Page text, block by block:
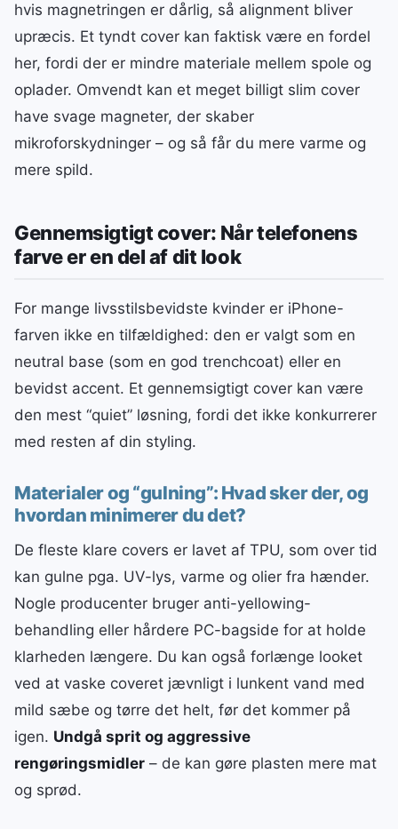
hvis magnetringen er dårlig, så alignment bliver
upræcis. Et tyndt cover kan faktisk være en fordel
her, fordi der er mindre materiale mellem spole og
oplader. Omvendt kan et meget billigt slim cover
have svage magneter, der skaber
mikroforskydninger – og så får du mere varme og
mere spild.
Gennemsigtigt cover: Når telefonens
farve er en del af dit look
For mange livsstilsbevidste kvinder er iPhone-
farven ikke en tilfældighed: den er valgt som en
neutral base (som en god trenchcoat) eller en
bevidst accent. Et gennemsigtigt cover kan være
den mest “quiet” løsning, fordi det ikke konkurrerer
med resten af din styling.
Materialer og “gulning”: Hvad sker der, og
hvordan minimerer du det?
De fleste klare covers er lavet af TPU, som over tid
kan gulne pga. UV-lys, varme og olier fra hænder.
Nogle producenter bruger anti-yellowing-
behandling eller hårdere PC-bagside for at holde
klarheden længere. Du kan også forlænge looket
ved at vaske coveret jævnligt i lunkent vand med
mild sæbe og tørre det helt, før det kommer på
igen. Undgå sprit og aggressive
rengøringsmidler – de kan gøre plasten mere mat
og sprød.